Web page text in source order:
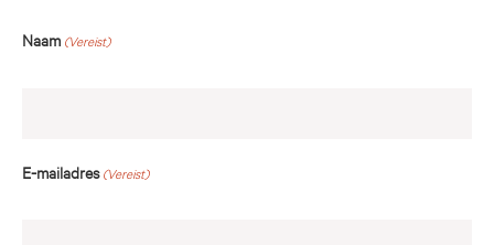
Naam (Vereist)
E-mailadres (Vereist)